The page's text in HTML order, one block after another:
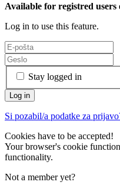
Available for registred users
Log in to use this feature.
Stay logged in
Si pozabil/a podatke za
Cookies have to be accepted!
Your browser's cookie
functionality.
Not a member yet?